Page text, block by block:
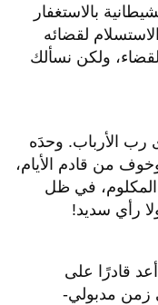
بالاستغفار
لقضائه
ولكن نسألك
الأرباب. وحدَه
من قادم الأيام،
المكلوم، في ظل
رأي سديد!
قادرًا على
زمن مدبولي-